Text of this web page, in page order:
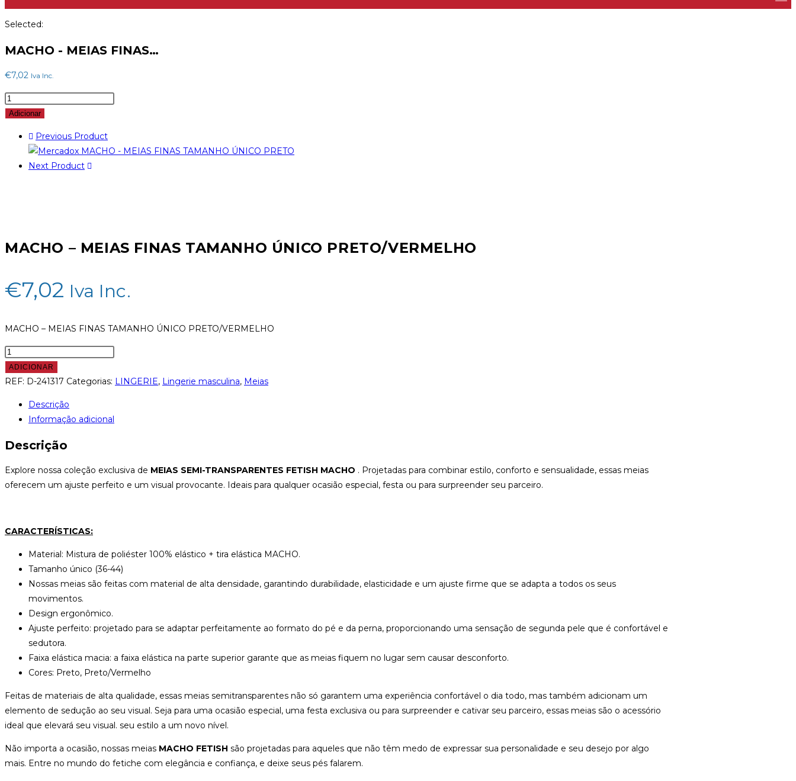
Selected:
MACHO - MEIAS FINAS…
€7,02 Iva Inc.
Quantidade
de
MEIAS
FINAS
Adicionar
Previous Product
Next Product
MACHO – MEIAS FINAS TAMANHO ÚNICO PRETO/VERMELHO
€7,02 Iva Inc.
MACHO – MEIAS FINAS TAMANHO ÚNICO PRETO/VERMELHO
Quantidade
de
MACHO
MEIAS
FINAS
TAMANHO
PRETO/VERMELHO
ADICIONAR
REF: D-241317 Categorias: LINGERIE, Lingerie masculina, Meias
Descrição
Informação adicional
Descrição
Explore nossa coleção exclusiva de MEIAS SEMI-TRANSPARENTES FETISH MACHO . Projetadas para combinar estilo, conforto e sensualidade, essas meias
oferecem um ajuste perfeito e um visual provocante. Ideais para qualquer ocasião especial, festa ou para surpreender seu parceiro.
CARACTERÍSTICAS:
Material: Mistura de poliéster 100% elástico + tira elástica MACHO.
Tamanho único (36-44)
Nossas meias são feitas com material de alta densidade, garantindo durabilidade, elasticidade e um ajuste firme que se adapta a todos os seus
movimentos.
Design ergonômico.
Ajuste perfeito: projetado para se adaptar perfeitamente ao formato do pé e da perna, proporcionando uma sensação de segunda pele que é confortável e
sedutora.
Faixa elástica macia: a faixa elástica na parte superior garante que as meias fiquem no lugar sem causar desconforto.
Cores: Preto, Preto/Vermelho
Feitas de materiais de alta qualidade, essas meias semitransparentes não só garantem uma experiência confortável o dia todo, mas também adicionam um
elemento de sedução ao seu visual. Seja para uma ocasião especial, uma festa exclusiva ou para surpreender e cativar seu parceiro, essas meias são o acessório
ideal que elevará seu visual. seu estilo a um novo nível.
Não importa a ocasião, nossas meias MACHO FETISH são projetadas para aqueles que não têm medo de expressar sua personalidade e seu desejo por algo
mais. Entre no mundo do fetiche com elegância e confiança, e deixe seus pés falarem.